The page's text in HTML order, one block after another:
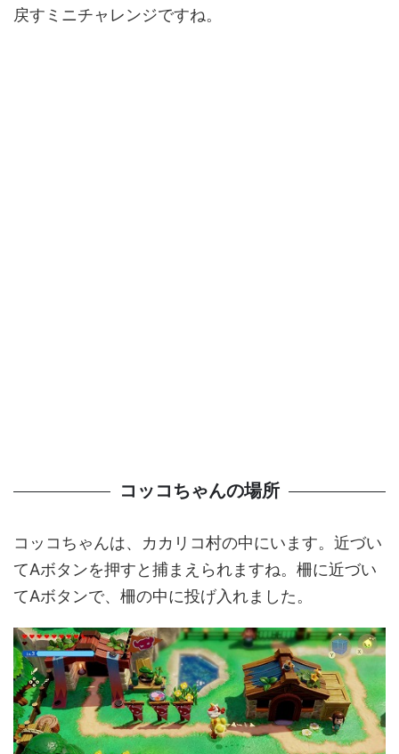
戻すミニチャレンジですね。
コッコちゃんの場所
コッコちゃんは、カカリコ村の中にいます。近づい
てAボタンを押すと捕まえられますね。柵に近づい
てAボタンで、柵の中に投げ入れました。